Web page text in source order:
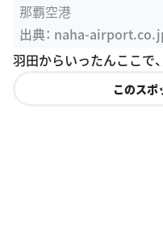
那覇空港
出典： naha-
羽田からいったんここで
このスポ